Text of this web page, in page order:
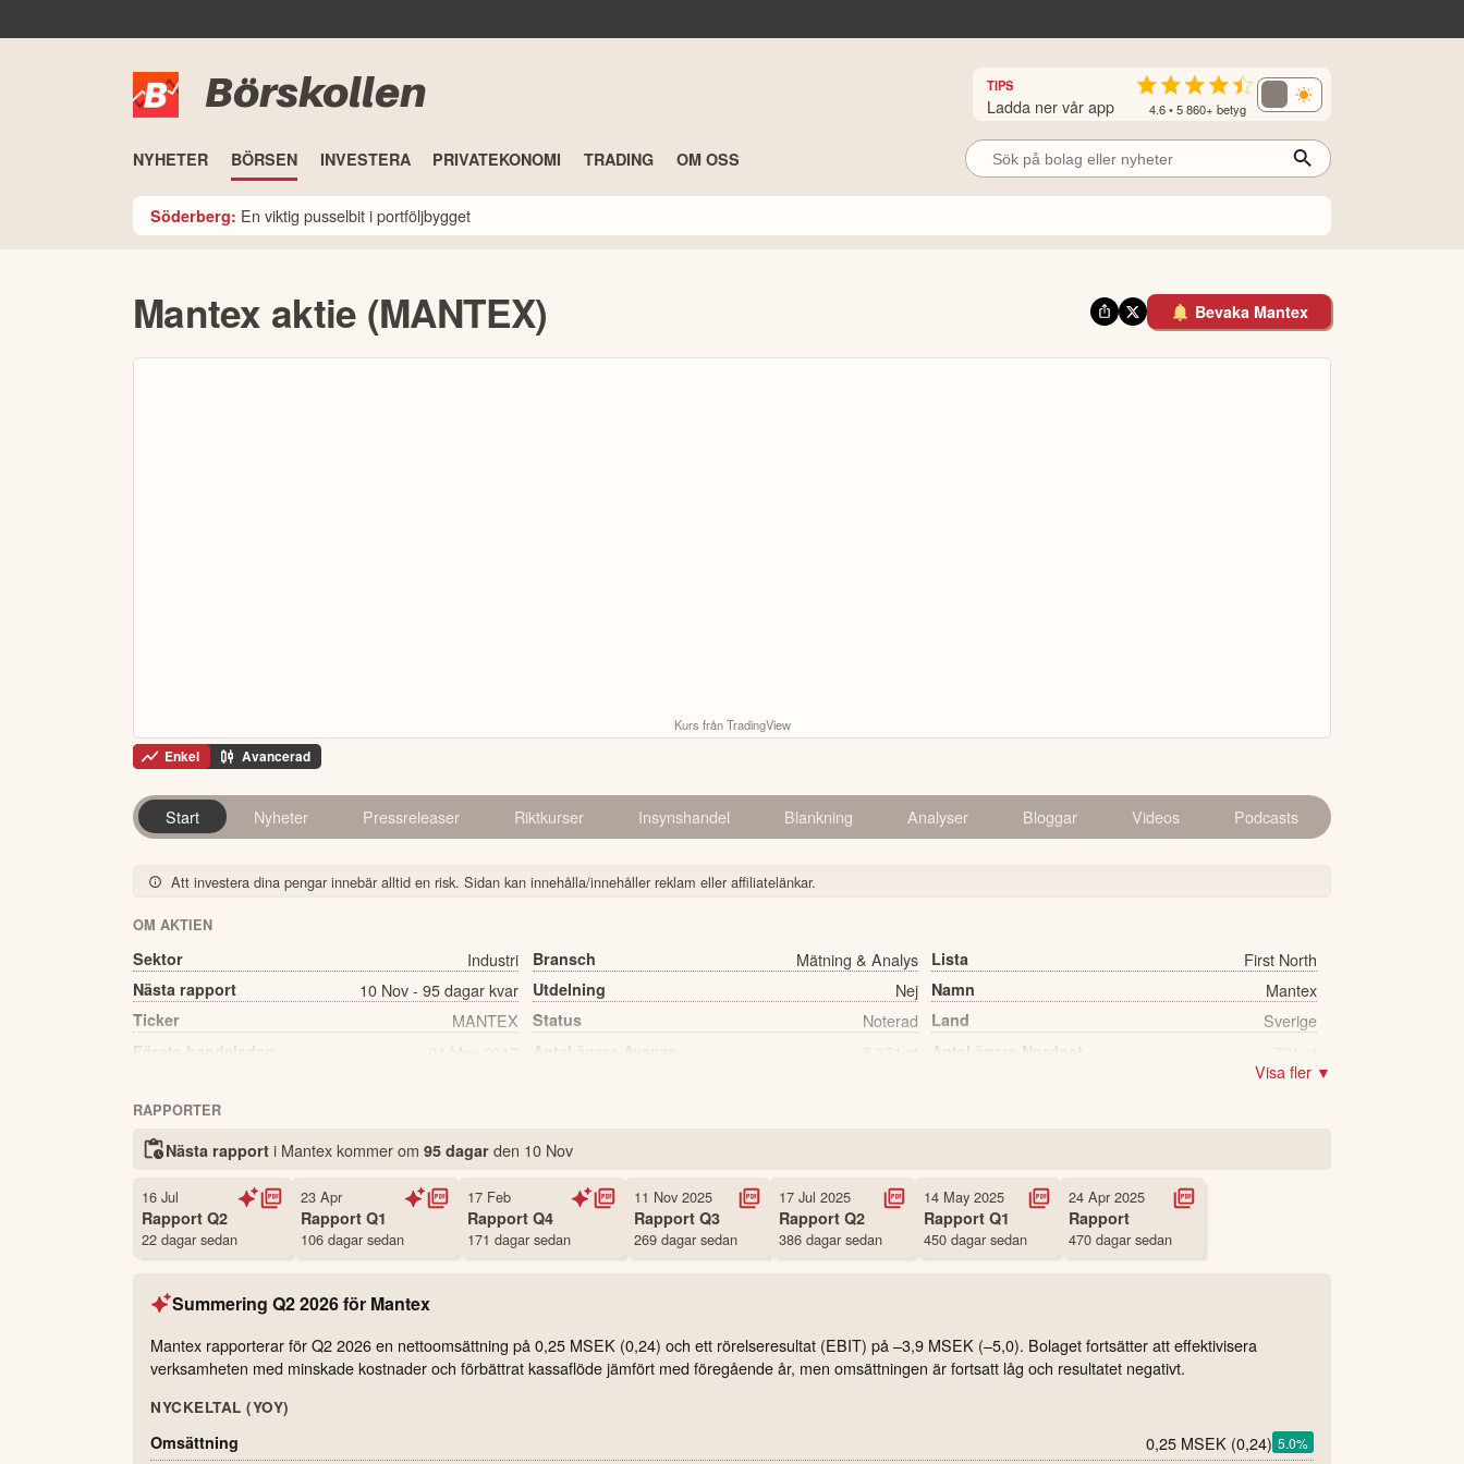
Börskollen TIPS
Ladda ner vår app 4.6 • 5 860+ betyg
NYHETER BÖRSEN INVESTERA PRIVATEKONOMI TRADING OM OSS
Söderberg: En viktig pusselbit i portföljbygget
Mantex aktie (MANTEX) Bevaka Mantex
Kurs från TradingView
Enkel Avancerad
Start Nyheter Pressreleaser Riktkurser Insynshandel Blankning Analyser Bloggar Videos Podcasts
Att investera dina pengar innebär alltid en risk. Sidan kan innehålla/innehåller reklam eller affiliatelänkar.
OM AKTIEN
Sektor Industri Bransch Mätning & Analys Lista First North
Nästa rapport 10 Nov - 95 dagar kvar Utdelning Nej Namn Mantex
Ticker MANTEX Status Noterad Land Sverige
Första handelsdag Antal ägare Avanza Antal ägare Nordnet
Visa fler ▼
RAPPORTER
Nästa rapport i Mantex kommerom 95 dagar den 10 Nov
16 Jul
Rapport Q2
22 dagar sedan
23 Apr
Rapport Q1
106 dagar sedan
17 Feb
Rapport Q4
171 dagar sedan
11 Nov 2025
Rapport Q3
269 dagar sedan
17 Jul 2025
Rapport Q2
386 dagar sedan
14 May 2025
Rapport Q1
450 dagar sedan
24 Apr 2025
Rapport
470 dagar sedan
Summering Q2 2026för Mantex
Mantex rapporterar för Q2 2026 en nettoomsättning på 0,25 MSEK (0,24) och ett rörelseresultat (EBIT) på –3,9 MSEK (–5,0). Bolaget fortsätter att effektivisera
verksamheten med minskade kostnader och förbättrat kassaflöde jämfört med föregående år, men omsättningen är fortsatt låg och resultatet negativt.
NYCKELTAL (YOY)
Omsättning 0,25 MSEK (0,24) 5.0%